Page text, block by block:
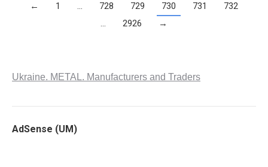
← 1 … 728 729 730 731
732
…
2926 →
Ukraine. METAL. Manufacturers and Traders
AdSense (UM)